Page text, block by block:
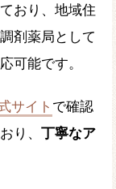
おり、地域住
剤薬局として
可能です。
サイト で確認
り、 丁寧なア